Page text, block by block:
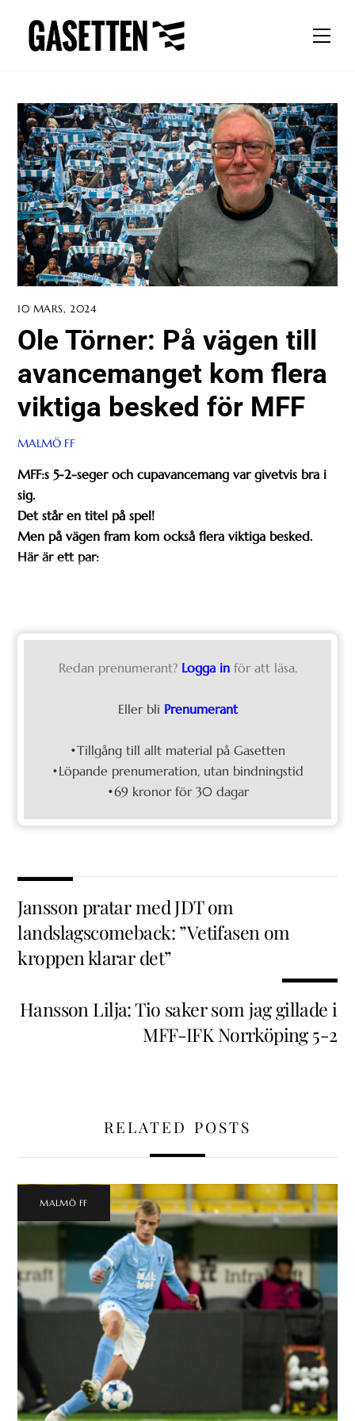
content
10 MARS, 2024
Ole Törner: På vägen till
avancemanget kom flera
viktiga besked för MFF
MALMÖ FF
MFF:s 5-2-seger och cupavancemang var givetvis bra i
sig.
Det står en titel på spel!
Men på vägen fram kom också flera viktiga besked.
Här är ett par:
Redan prenumerant? Logga in för att läsa.
Eller bli Prenumerant
•Tillgång till allt material på Gasetten
•Löpande prenumeration, utan bindningstid
•69 kronor för 30 dagar
Jansson pratar med JDT om
landslagscomeback: ”Vetifasen om
kroppen klarar det”
Hansson Lilja: Tio saker som jag gillade i
MFF-IFK Norrköping 5-2
RELATED POSTS
MALMÖ FF